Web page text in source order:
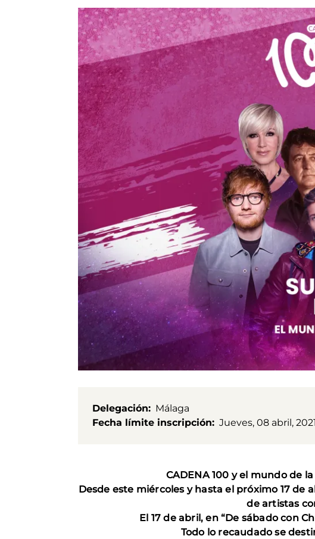
Delegación
Málaga
Fecha límite inscripción
Jueves, 08 abril, 2021
CADENA 100 y el mundo de
Desde este miércoles y hasta el próximo 17 de
de artistas
El 17 de abril, en “De sábado con
Todo lo recaudado se